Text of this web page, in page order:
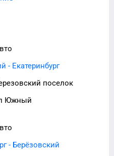
- Екатеринбург
поселок
Южный
- Берёзовский